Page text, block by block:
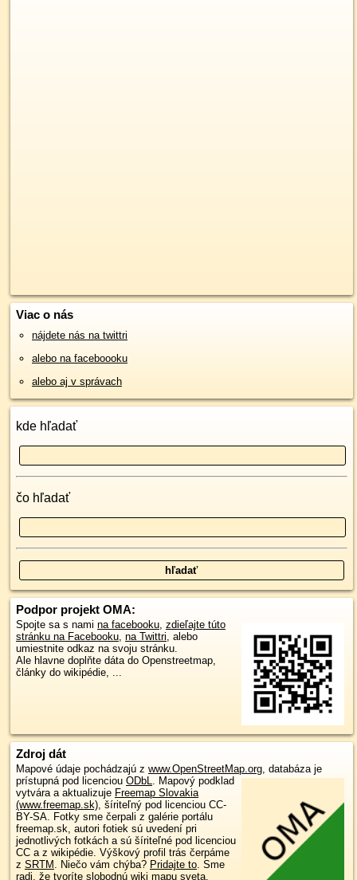
Viac o nás
nájdete nás na twittri
alebo na faceboooku
alebo aj v správach
kde hľadať
čo hľadať
Podpor projekt OMA:
Spojte sa s nami na facebooku, zdieľajte túto
stránku na Facebooku, na Twittri, alebo
umiestnite odkaz na svoju stránku.
Ale hlavne doplňte dáta do Openstreetmap,
články do wikipédie, ...
Zdroj dát
Mapové údaje pochádzajú z www.OpenStreetMap.org , databáza je
prístupná pod licenciou ODbL
Mapový podklad
vytvára a aktualizuje Freemap Slovakia
(www.freemap.sk) , šíriteľný pod licenciou CC-
BY-SA. Fotky sme čerpali z galérie portálu
freemap.sk, autori fotiek sú uvedení pri
jednotlivých fotkách a sú šíriteľné pod licenciou
CC a z wikipédie. Výškový profil trás čerpáme
z SRTM . Niečo vám chýba? Pridajte to . Sme
radi, že tvoríte slobodnú wiki mapu sveta.